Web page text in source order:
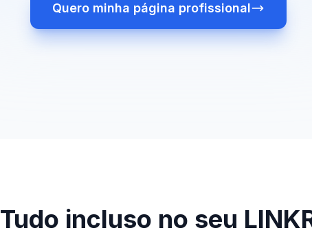
Quero minha página profissional
Tudo incluso no seu